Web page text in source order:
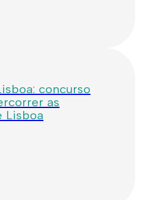
concurso
as
Lisboa